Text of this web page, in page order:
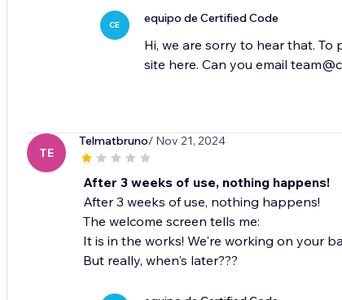
CE equipo de Certified Code
Hi, we are sorry to hear that.
TE
Telmatbruno/ Nov 21, 2024
After 3 weeks of use, nothing happens!
After 3 weeks of use, nothing happens!
The welcome screen tells me:
It is in the works! We're working on your
But really, when's later???